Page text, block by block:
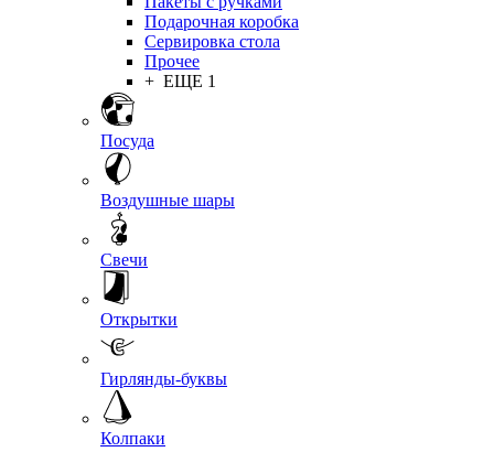
Подарочная коробка
Сервировка стола
Прочее
+ ЕЩЕ 1
Посуда
Воздушные шары
Свечи
Открытки
Гирлянды-буквы
Колпаки